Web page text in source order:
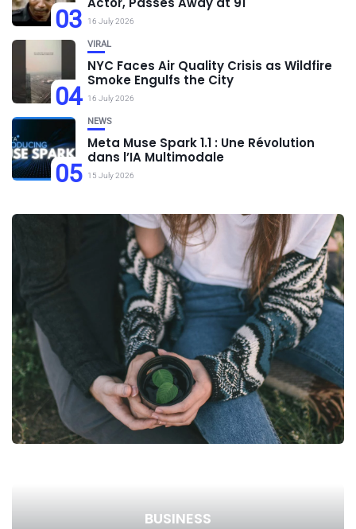
03 16 July 2026
04
VIRAL
NYC Faces Air Quality Crisis as Wildfire
Smoke Engulfs the City
16 July 2026
05
NEWS
Meta Muse Spark 1.1 : Une Révolution
dans l’IA Multimodale
15 July 2026
BUSINESS